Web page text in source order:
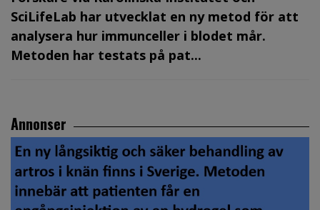
SciLifeLab har utvecklat en ny metod för att
analysera hur immunceller i blodet mår.
Metoden har testats på pat...
Annonser